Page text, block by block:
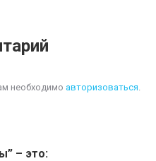
необходимо авторизоваться.
– это: